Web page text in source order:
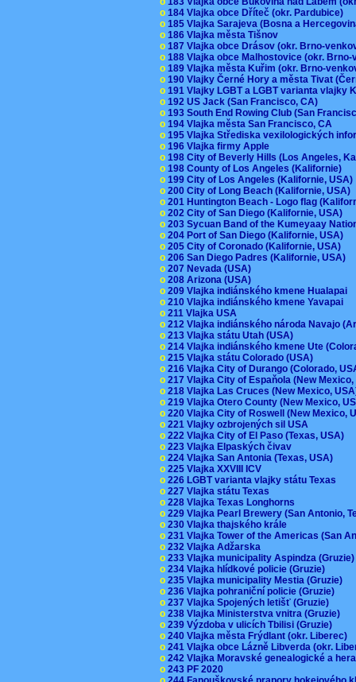
o 184 Vlajka obce Dříteč (okr. Pardubice)
o 185 Vlajka Sarajeva (Bosna a
o 186 Vlajka města Tišnov
o 187 Vlajka obce Drásov (okr. Brno-
o 188 Vlajka obce Malhostovice (okr.
o 189 Vlajka města Kuřim (okr. Brno-
o 190 Vlajky Černé Hory a města Tivat
o 191 Vlajky LGBT a LGBT varianta vlajky
o 192 US Jack (San Francisco, CA)
o 193 South End Rowing Club (San
o 194 Vlajka města San Francisco, CA
o 195 Vlajka Střediska vexilologických
o 196 Vlajka firmy Apple
o 198 City of Beverly Hills (Los Angeles,
o 198 County of Los Angeles (Kalifornie)
o 199 City of Los Angeles (Kalifornie,
o 200 City of Long Beach (Kalifornie, USA)
o 201 Huntington Beach - Logo flag
o 202 City of San Diego (Kalifornie, USA)
o 203 Sycuan Band of the Kumeyaay
o 204 Port of San Diego (Kalifornie, USA)
o 205 City of Coronado (Kalifornie, USA)
o 206 San Diego Padres (Kalifornie, USA)
o 207 Nevada (USA)
o 208 Arizona (USA)
o 209 Vlajka indiánského kmene Hualapai
o 210 Vlajka indiánského kmene Yavapai
o 211 Vlajka USA
o 212 Vlajka indiánského národa Navajo
o 213 Vlajka státu Utah (USA)
o 214 Vlajka indiánského kmene Ute
o 215 Vlajka státu Colorado (USA)
o 216 Vlajka City of Durango (Colorado,
o 217 Vlajka City of Espaňola (New
o 218 Vlajka Las Cruces (New Mexico,
o 219 Vlajka Otero County (New Mexico,
o 220 Vlajka City of Roswell (New Mexico,
o 221 Vlajky ozbrojených sil USA
o 222 Vlajka City of El Paso (Texas, USA)
o 223 Vlajka Elpaských čivav
o 224 Vlajka San Antonia (Texas, USA)
o 225 Vlajka XXVIII ICV
o 226 LGBT varianta vlajky státu Texas
o 227 Vlajka státu Texas
o 228 Vlajka Texas Longhorns
o 229 Vlajka Pearl Brewery (San Antonio,
o 230 Vlajka thajského krále
o 231 Vlajka Tower of the Americas (San
o 232 Vlajka Adžarska
o 233 Vlajka municipality Aspindza
o 234 Vlajka hlídkové policie (Gruzie)
o 235 Vlajka municipality Mestia (Gruzie)
o 236 Vlajka pohraniční policie (Gruzie)
o 237 Vlajka Spojených letišť (Gruzie)
o 238 Vlajka Ministerstva vnitra (Gruzie)
o 239 Výzdoba v ulicích Tbilisi (Gruzie)
o 240 Vlajka města Frýdlant (okr. Liberec)
o 241 Vlajka obce Lázně Libverda (okr.
o 242 Vlajka Moravské genealogické a
o 243 PF 2020